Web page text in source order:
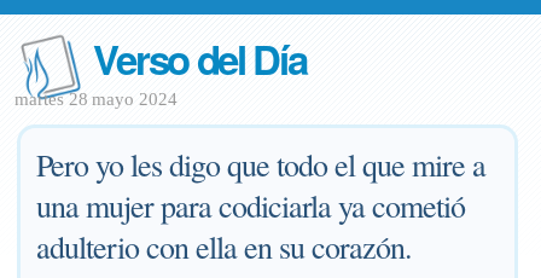
Verso del Día
martes 28 mayo 2024
Pero yo les digo que todo el que mire a
una mujer para codiciarla ya cometió
adulterio con ella en su corazón.